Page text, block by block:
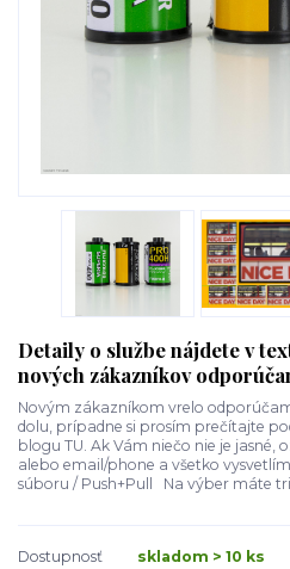
Detaily o službe nájdete v
nových zákazníkov
Novým zákazníkom vrelo
dolu, prípadne si prosím prečítajte
blogu TU. Ak Vám niečo nie je jasné,
alebo email/phone a všetko
súboru / Push+Pull Na výber máte tri
Dostupnosť
skladom > 10 ks